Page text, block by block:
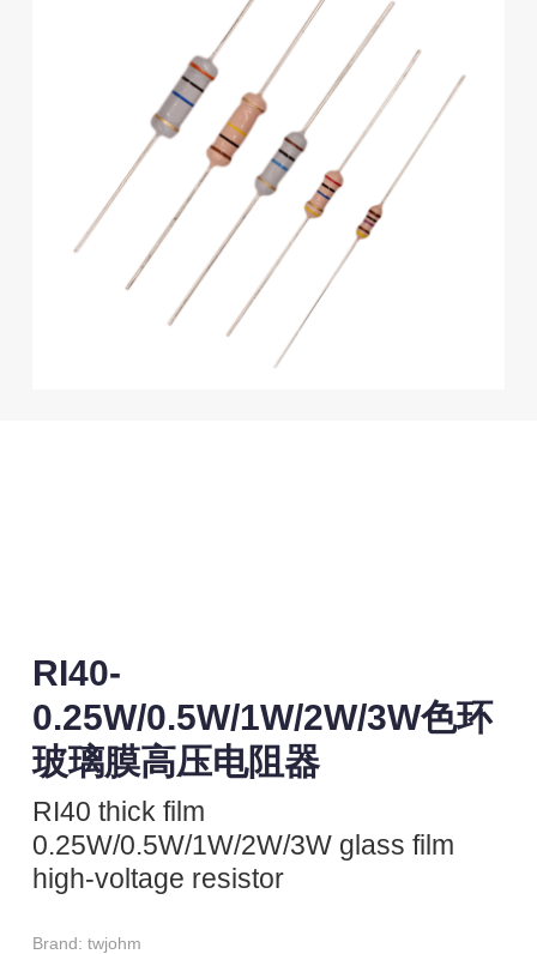
RI40-
0.25W/0.5W/1W/2W/3W色环
玻璃膜高压电阻器
RI40 thick film
0.25W/0.5W/1W/2W/3W glass film
high-voltage resistor
Brand: twjohm